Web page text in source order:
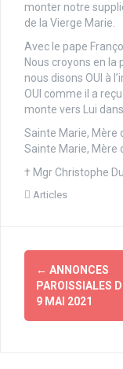
monter notre
de la Vierge Marie.
Avec le pape
Nous croyons en la
nous disons OUI à
OUI comme il a
monte vers Lui
Sainte Marie, Mère
Sainte Marie, Mère
† Mgr Christophe
Articles
Navigation
d'article
← ANNONCES
PAROISSIALES
9 MAI 2021